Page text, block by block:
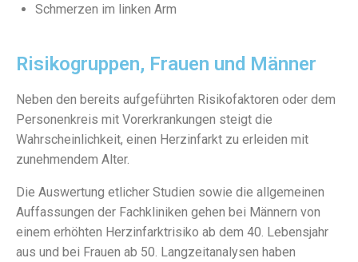
Schmerzen im linken Arm
Risikogruppen, Frauen und Männer
Neben den bereits aufgeführten Risikofaktoren oder dem
Personenkreis mit Vorerkrankungen steigt die
Wahrscheinlichkeit, einen Herzinfarkt zu erleiden mit
zunehmendem Alter.
Die Auswertung etlicher Studien sowie die allgemeinen
Auffassungen der Fachkliniken gehen bei Männern von
einem erhöhten Herzinfarktrisiko ab dem 40. Lebensjahr
aus und bei Frauen ab 50. Langzeitanalysen haben